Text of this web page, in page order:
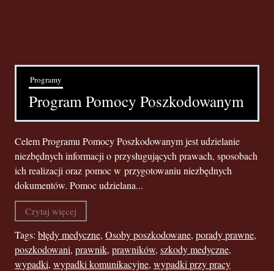
Programy
Program Pomocy Poszkodowanym
Celem Programu Pomocy Poszkodowanym jest udzielanie
niezbędnych informacji o przysługujących prawach, sposobach
ich realizacji oraz pomoc w przygotowaniu niezbędnych
dokumentów. Pomoc udzielana...
Czytaj więcej
Tags: błędy medyczne, Osoby poszkodowane, porady prawne,
poszkodowani, prawnik, prawników, szkody medyczne,
wypadki, wypadki komunikacyjne, wypadki przy pracy